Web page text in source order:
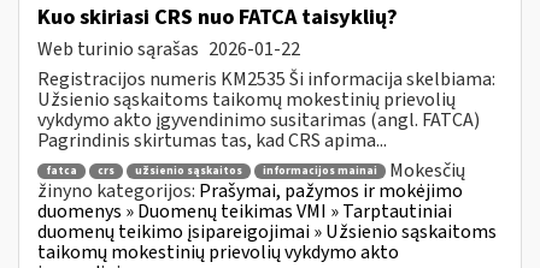
Kuo skiriasi CRS nuo FATCA taisyklių?
Web turinio sąrašas 2026-01-22
Registracijos numeris KM2535 Ši informacija skelbiama:
Užsienio sąskaitoms taikomų mokestinių prievolių
vykdymo akto įgyvendinimo susitarimas (angl. FATCA)
Pagrindinis skirtumas tas, kad CRS apima...
fatca crs užsienio sąskaitos informacijos mainai
Mokesčių
žinyno kategorijos: Prašymai, pažymos ir mokėjimo
duomenys » Duomenų teikimas VMI » Tarptautiniai
duomenų teikimo įsipareigojimai » Užsienio sąskaitoms
taikomų mokestinių prievolių vykdymo akto